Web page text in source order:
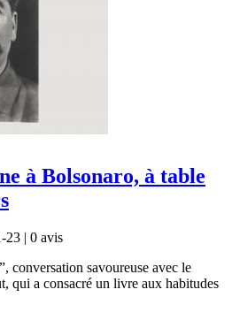
à Bolsonaro, à table
23 | 0 avis
conversation savoureuse avec le
qui a consacré un livre aux habitudes